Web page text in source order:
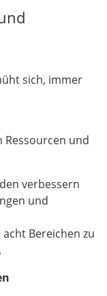
sich, immer
Ressourcen und
verbessern
und
Bereichen zu